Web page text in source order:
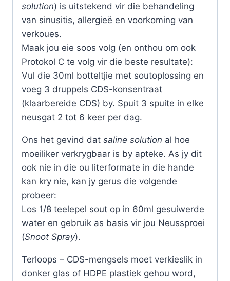
solution) is uitstekend vir die behandeling
van sinusitis, allergieë en voorkoming van
verkoues.
Maak jou eie soos volg (en onthou om ook
Protokol C te volg vir die beste resultate):
Vul die 30ml botteltjie met soutoplossing en
voeg 3 druppels CDS-konsentraat
(klaarbereide CDS) by. Spuit 3 spuite in elke
neusgat 2 tot 6 keer per dag.
Ons het gevind dat saline solution al hoe
moeiliker verkrygbaar is by apteke. As jy dit
ook nie in die ou literformate in die hande
kan kry nie, kan jy gerus die volgende
probeer:
Los 1/8 teelepel sout op in 60ml gesuiwerde
water en gebruik as basis vir jou Neussproei
(Snoot Spray).
Terloops – CDS-mengsels moet verkieslik in
donker glas of HDPE plastiek gehou word,